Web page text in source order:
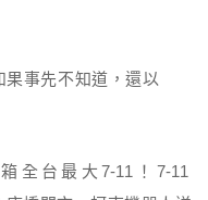
事先不知道，還以